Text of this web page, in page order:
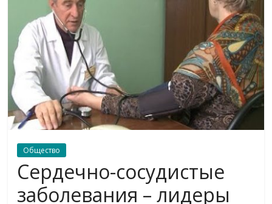
Общество
Сердечно-сосудистые
заболевания – лидеры